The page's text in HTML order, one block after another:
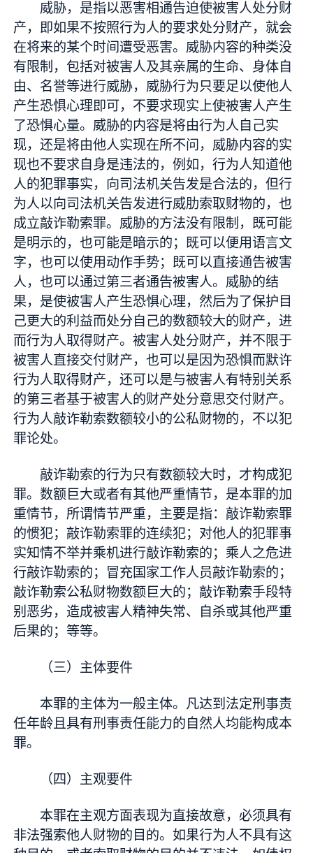
威胁，是指以恶害相通告迫使被害人处分财
产，即如果不按照行为人的要求处分财产，就会
在将来的某个时间遭受恶害。威胁内容的种类没
有限制，包括对被害人及其亲属的生命、身体自
由、名誉等进行威胁，威胁行为只要足以使他人
产生恐惧心理即可，不要求现实上使被害人产生
了恐惧心量。威胁的内容是将由行为人自己实
现，还是将由他人实现在所不问，威胁内容的实
现也不要求自身是违法的，例如，行为人知道他
人的犯罪事实，向司法机关告发是合法的，但行
为人以向司法机关告发进行威肋索取财物的，也
成立敲诈勒索罪。威胁的方法没有限制，既可能
是明示的，也可能是暗示的；既可以便用语言文
字，也可以使用动作手势；既可以直接通告被害
人，也可以通过第三者通告被害人。威胁的结
果，是使被害人产生恐惧心理，然后为了保护目
己更大的利益而处分自己的数额较大的财产，进
而行为人取得财产。被害人处分财产，并不限于
被害人直接交付财产，也可以是因为恐惧而默许
行为人取得财产，还可以是与被害人有特别关系
的第三者基于被害人的财产处分意思交付财产。
行为人敲诈勒索数额较小的公私财物的，不以犯
罪论处。
敲诈勒索的行为只有数额较大时，才构成犯
罪。数额巨大或者有其他严重情节，是本罪的加
重情节，所谓情节严重，主要是指：敲诈勒索罪
的惯犯；敲诈勒索罪的连续犯；对他人的犯罪事
实知情不举并乘机进行敲诈勒索的；乘人之危进
行敲诈勒索的；冒充国家工作人员敲诈勒索的；
敲诈勒索公私财物数额巨大的；敲诈勒索手段特
别恶劣，造成被害人精神失常、自杀或其他严重
后果的；等等。
（三）主体要件
本罪的主体为一般主体。凡达到法定刑事责
任年龄且具有刑事责任能力的自然人均能构成本
罪。
（四）主观要件
本罪在主观方面表现为直接故意，必须具有
非法强索他人财物的目的。如果行为人不具有这